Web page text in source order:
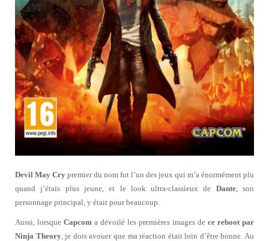
Devil May Cry premier du nom fut l’un des jeux qui m’a énormément plu
quand j’étais plus jeune, et le look ultra-classieux de Dante, son
personnage principal, y était pour beaucoup.
Aussi, lorsque Capcom a dévoilé les premières images de ce reboot par
Ninja Theory, je dois avouer que ma réaction était loin d’être bonne. Au